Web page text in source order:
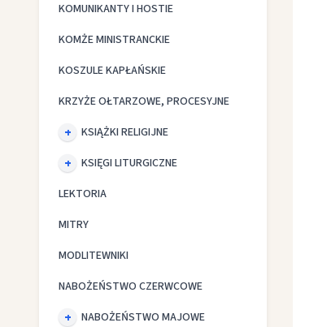
KOMUNIKANTY I HOSTIE
KOMŻE MINISTRANCKIE
KOSZULE KAPŁAŃSKIE
KRZYŻE OŁTARZOWE, PROCESYJNE
KSIĄŻKI RELIGIJNE
KSIĘGI LITURGICZNE
LEKTORIA
MITRY
MODLITEWNIKI
NABOŻEŃSTWO CZERWCOWE
NABOŻEŃSTWO MAJOWE